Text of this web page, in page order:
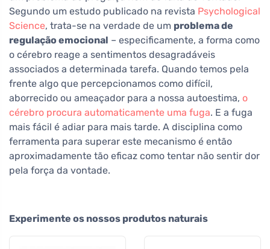
Segundo um estudo publicado na revista Psychological
Science, trata-se na verdade de um problema de
regulação emocional – especificamente, a forma como
o cérebro reage a sentimentos desagradáveis
associados a determinada tarefa. Quando temos pela
frente algo que percepcionamos como difícil,
aborrecido ou ameaçador para a nossa autoestima, o
cérebro procura automaticamente uma fuga. E a fuga
mais fácil é adiar para mais tarde. A disciplina como
ferramenta para superar este mecanismo é então
aproximadamente tão eficaz como tentar não sentir dor
pela força da vontade.
Experimente os nossos produtos naturais